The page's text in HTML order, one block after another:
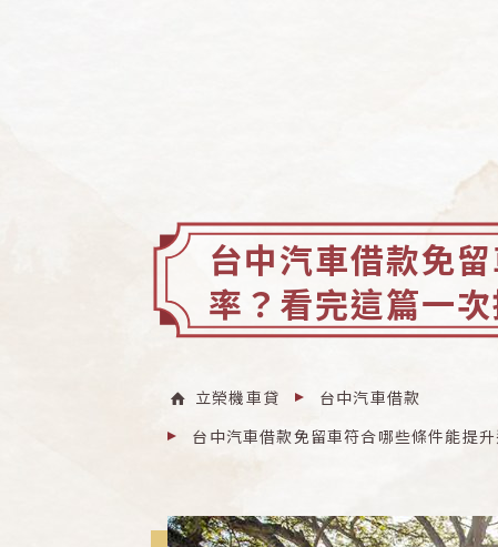
台中汽車借款免
率？看完這篇一次
立榮機車貸
台中汽車借款
台中汽車借款免留車符合哪些條件能提